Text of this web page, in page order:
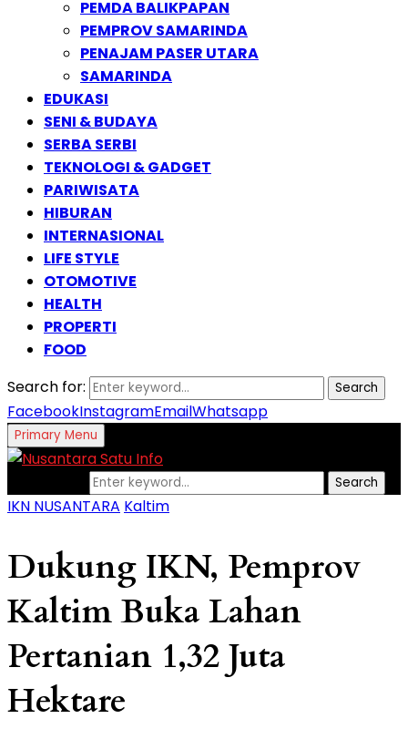
PEMDA BALIKPAPAN
PEMPROV SAMARINDA
PENAJAM PASER UTARA
SAMARINDA
EDUKASI
SENI & BUDAYA
SERBA SERBI
TEKNOLOGI & GADGET
PARIWISATA
HIBURAN
INTERNASIONAL
LIFE STYLE
OTOMOTIVE
HEALTH
PROPERTI
FOOD
Search for:
Search
FacebookInstagramEmailWhatsapp
Primary Menu
Search
IKN NUSANTARA Kaltim
Dukung IKN, Pemprov
Kaltim Buka Lahan
Pertanian 1,32 Juta
Hektare